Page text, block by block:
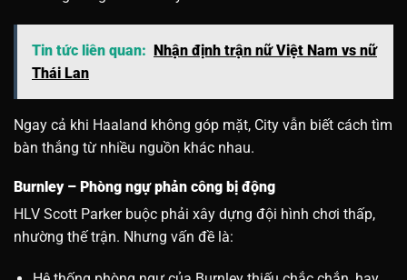
Tin tức liên quan:
Nhận định trận nữ Việt Nam vs nữ
Thái Lan
Ngay cả khi Haaland không góp mặt, City vẫn biết cách tìm
bàn thắng từ nhiều nguồn khác nhau.
Burnley – Phòng ngự phản công bị động
HLV Scott Parker buộc phải xây dựng đội hình chơi thấp,
nhường thế trận. Nhưng vấn đề là: